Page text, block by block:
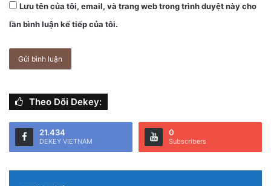
Lưu tên của tôi, email, và trang web trong trình duyệt này cho
lần bình luận kế tiếp của tôi.
Theo Dõi Dekey:
21.434
DEKEY VIETNAM
0
Subscribers